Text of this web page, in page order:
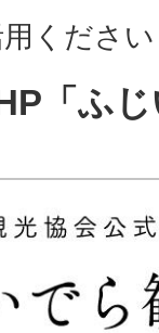
くださ
「ふ